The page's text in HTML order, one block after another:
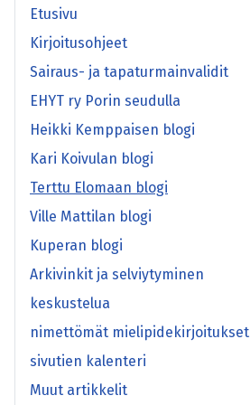
Etusivu
Kirjoitusohjeet
Sairaus- ja tapaturmainvalidit
EHYT ry Porin seudulla
Heikki Kemppaisen blogi
Kari Koivulan blogi
Terttu Elomaan blogi
Ville Mattilan blogi
Kuperan blogi
Arkivinkit ja selviytyminen
keskustelua
nimettömät mielipidekirjoitukset
sivutien kalenteri
Muut artikkelit